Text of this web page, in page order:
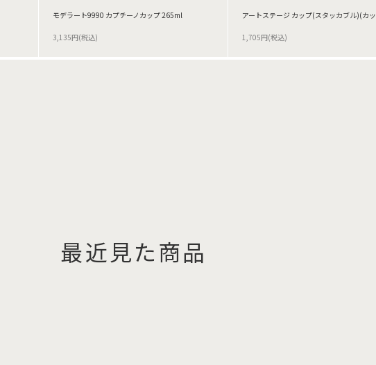
モデラート9990 カプチーノカップ 265ml
3,135円(税込)
アートステージ カップ(スタッカブル)(カ
1,705円(税込)
最近見た商品